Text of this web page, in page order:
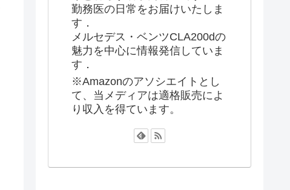
勤務医の日常をお届けいたしま
す．
メルセデス・ベンツCLA200dの
魅力を中心に情報発信していま
す．
※Amazonのアソシエイトとし
て、当メディアは適格販売によ
り収入を得ています。